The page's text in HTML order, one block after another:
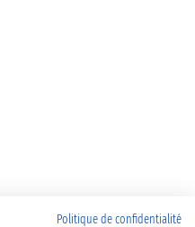
Politique de confidentialité